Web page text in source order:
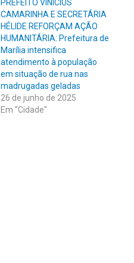
PREFEITO VINÍCIUS
CAMARINHA E SECRETÁRIA
HÉLIDE REFORÇAM AÇÃO
HUMANITÁRIA: Prefeitura de
Marília intensifica
atendimento à população
em situação de rua nas
madrugadas geladas
26 de junho de 2025
Em "Cidade"